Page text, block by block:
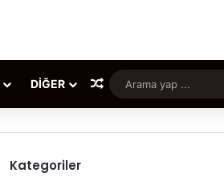
DIĞER Rastgele Makale
Kategoriler